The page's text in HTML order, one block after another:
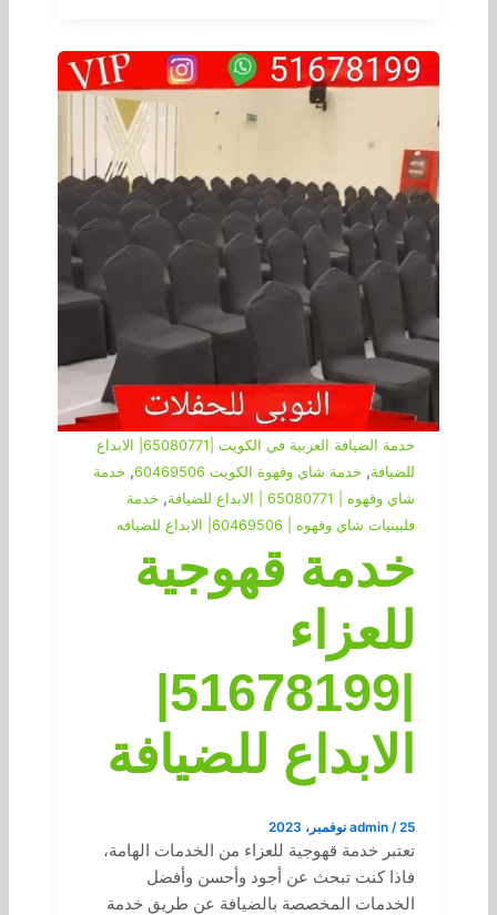
خدمة الضيافة العربية في الكويت |65080771| الابداع
للضيافة, خدمة شاي وقهوة الكويت 60469506 , خدمة
شاي وقهوه | 65080771 | الابداع للضيافة
, خدمة
فلبينيات شاي وقهوه | 60469506| الابداع للضيافه
خدمة قهوجية
للعزاء
|51678199|
الابداع للضيافة
admin /25 نوفمبر، 2023
تعتبر خدمة قهوجية للعزاء من الخدمات الهامة،
فاذا كنت تبحث عن أجود وأحسن وأفضل
الخدمات المخصصة بالضيافة عن طريق خدمة